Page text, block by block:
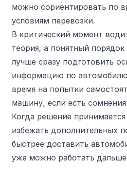
можно сориентировать по
условиям перевозки.
В критический момент
теория, а понятный
лучше сразу подготовить
информацию по
время на попытки
машину, если есть
Когда решение
избежать дополнительных
быстрее доставить
уже можно работать